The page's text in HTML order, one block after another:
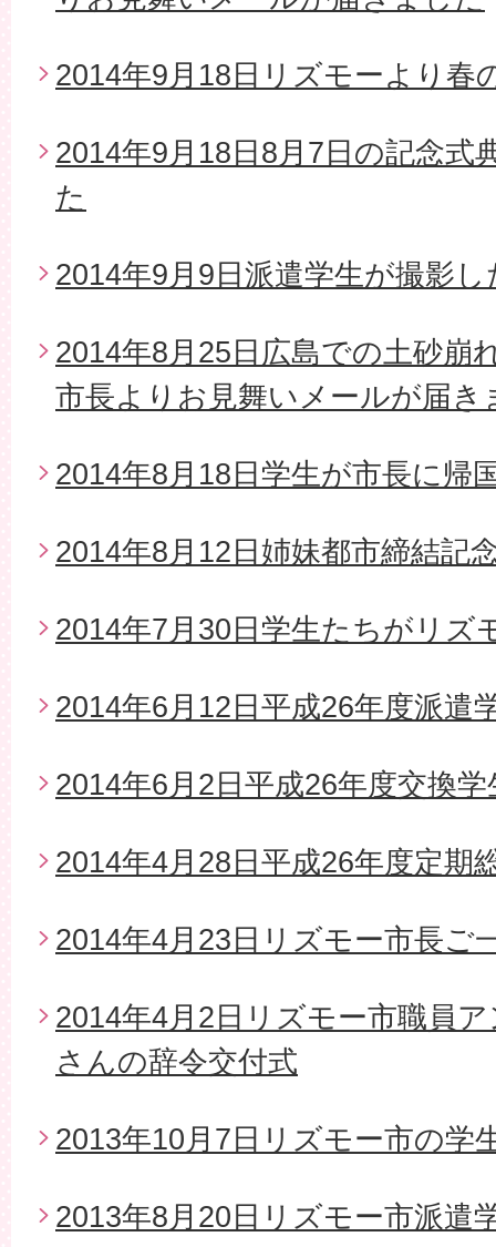
2014年9月18日リズモーより春
2014年9月18日8月7日の記念式
た
2014年9月9日派遣学生が撮影し
2014年8月25日広島での土砂崩
市長よりお見舞いメールが届き
2014年8月18日学生が市長に帰
2014年8月12日姉妹都市締結記
2014年7月30日学生たちがリズ
2014年6月12日平成26年度派遣
2014年6月2日平成26年度交換
2014年4月28日平成26年度定期
2014年4月23日リズモー市長ご
2014年4月2日リズモー市職員
さんの辞令交付式
2013年10月7日リズモー市の学
2013年8月20日リズモー市派遣